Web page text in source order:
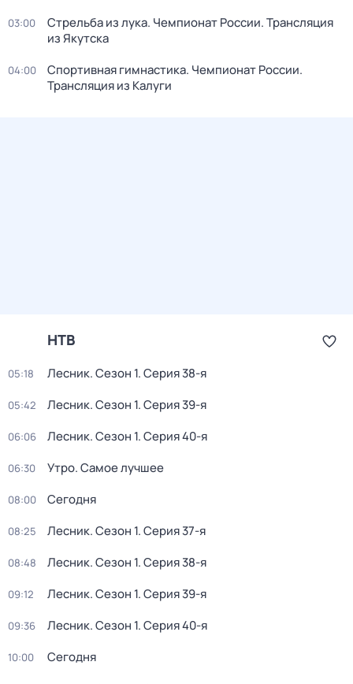
03:00
Стрельба из лука. Чемпионат России. Трансляция
из Якутска
04:00
Спортивная гимнастика. Чемпионат России.
Трансляция из Калуги
НТВ
05:18 Лесник. Сезон 1. Серия 38-я
05:42 Лесник. Сезон 1. Серия 39-я
06:06 Лесник. Сезон 1. Серия 40-я
06:30 Утро. Самое лучшее
08:00 Сегодня
08:25 Лесник. Сезон 1. Серия 37-я
08:48 Лесник. Сезон 1. Серия 38-я
09:12 Лесник. Сезон 1. Серия 39-я
09:36 Лесник. Сезон 1. Серия 40-я
10:00 Сегодня